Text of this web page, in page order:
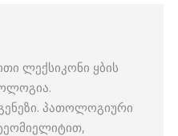
ლექსიკონი ყბის
პათოლოგიური